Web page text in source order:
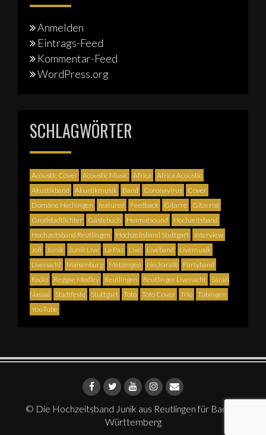
Anmelden
Eintrags-Feed
Kommentar-Feed
WordPress.org
SCHLAGWÖRTER
Acoustic Cover Acoustic Music Africa
Africa Acoustic
Akustikband
Akustikmusik Band Coronavirus
Cover
Domäne Hechingen
featured Feedback Gitarre
Gitarrist
Großstadtlichter
Gästebuch Heimatsound
Hochzeitsband
Hochzeitsband Reutlingen
Hochzeitsband Stuttgart
Interview
Joli
Junik Junik Live La Paz Live Liveband
Livemusik
Livenacht
Maisenburg Metzingen Neckaralb
Partyband
Radio
Reggae Medley Reutlingen Reutlinger Livenacht
Sarah
Nassal
Stadtfeste Stuttgart Toto Toto Cover Trio Tübingen
YouTube
© Die Hochzeitsband Junik aus Reutlingen für Baden-
Württemberg